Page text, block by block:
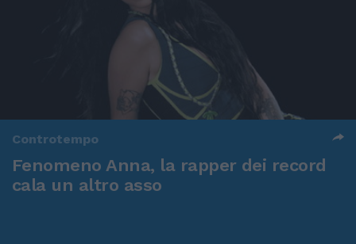
Controtempo
Fenomeno Anna, la rapper dei record
cala un altro asso